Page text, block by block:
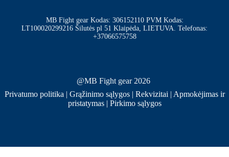
MB Fight gear Kodas: 306152110 PVM Kodas:
LT100020299216 Šilutės pl 51 Klaipėda, LIETUVA. Telefonas:
+37066575758
@MB Fight gear 2026
Privatumo politika | Grąžinimo sąlygos | Rekvizitai | Apmokėjimas ir
pristatymas| Pirkimo sąlygos